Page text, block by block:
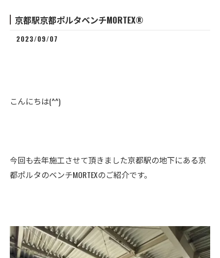
京都駅京都ポルタベンチMORTEX®︎
2023/09/07
こんにちは(^^)
今回も去年施工させて頂きました京都駅の地下にある京
都ポルタのベンチMORTEXのご紹介です。